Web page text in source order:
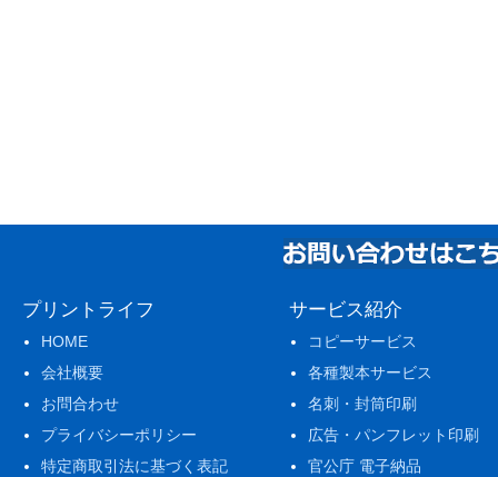
プリントライフ
HOME
会社概要
お問合わせ
プライバシーポリシー
特定商取引法に基づく表記
サービス紹介
コピーサービス
各種製本サービス
名刺・封筒印刷
広告・パンフレット印刷
官公庁 電子納品